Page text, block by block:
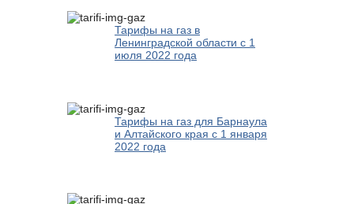
Тарифы на газ в
Ленинградской области с 1
июля 2022 года
Тарифы на газ для Барнаула
и Алтайского края с 1 января
2022 года